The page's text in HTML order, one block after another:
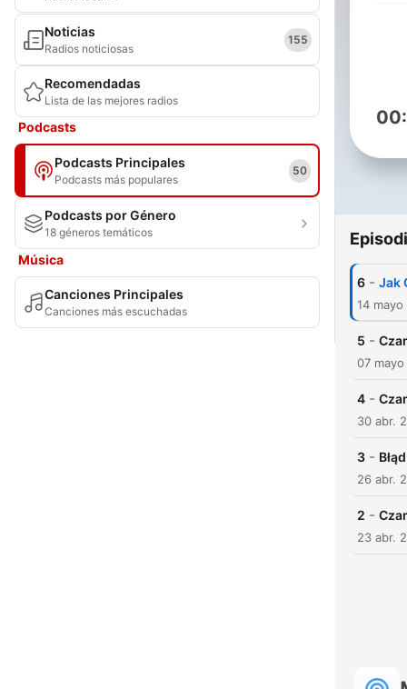
Noticias
Radios noticiosas
155
Recomendadas
Lista de las mejores radios
Podcasts
Podcasts Principales
Podcasts más populares
50
Podcasts por Género
18 géneros temáticos
Música
Canciones Principales
Canciones más escuchadas
6 - Jak
14
5 -
07
4 -
30 abr.
3 -
26 abr.
2 -
23 abr.